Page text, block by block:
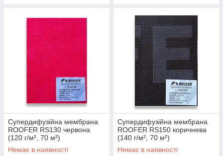
Супердифузійна мембрана
ROOFER RS130 червона
(120 г/м², 70 м²)
Немає в наявності
Супердифузійна мембрана
ROOFER RS150 коричнева
(140 г/м², 70 м²)
Немає в наявності